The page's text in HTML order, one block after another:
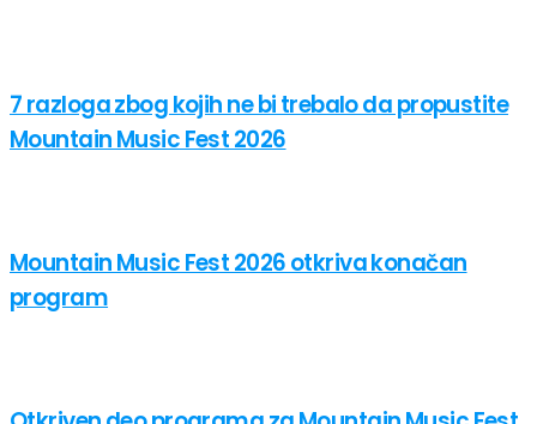
7 razloga zbog kojih ne bi trebalo da propustite
Mountain Music Fest 2026
Mountain Music Fest 2026 otkriva konačan
program